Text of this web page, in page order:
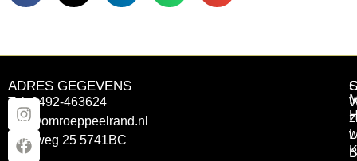
ADRES GEGEVENS
Tel: 0492-463624
info@omroeppeelrand.nl
Otterweg 25 5741BC